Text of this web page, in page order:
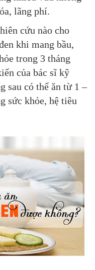
lãng phí.
cứu nào cho
khi mang bầu,
trong 3 tháng
của bác sĩ kỹ
sau có thể ăn từ 1 –
sức khỏe, hệ tiêu